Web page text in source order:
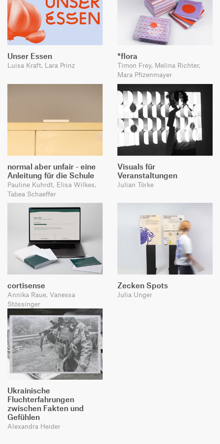
Unser Essen
Luisa Kraft, Lara Prinz
*flora
Timon Frey, Melina Richter,
Mara Pfizenmayer
normal aber unfair - eine
Anleitung für die Schule
Pauline Kuhrdt, Elisa Wilkes,
Tabea Schaeffer
Visuals für
Veranstaltungen
Julian Törke
cortisense
Annika Raue, Vanessa
Stössinger
Zecken Spots
Julia Unger
Ukrainische
Fluchterfahrungen
zwischen Fakten und
Gefühlen
Alexandra Heider